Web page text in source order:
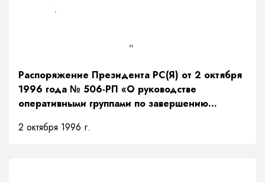
Распоряжение Президента РС(Я) от 2 октября
1996 года № 506-РП «О руководстве
оперативными группами по завершению
2 октября 1996 г.